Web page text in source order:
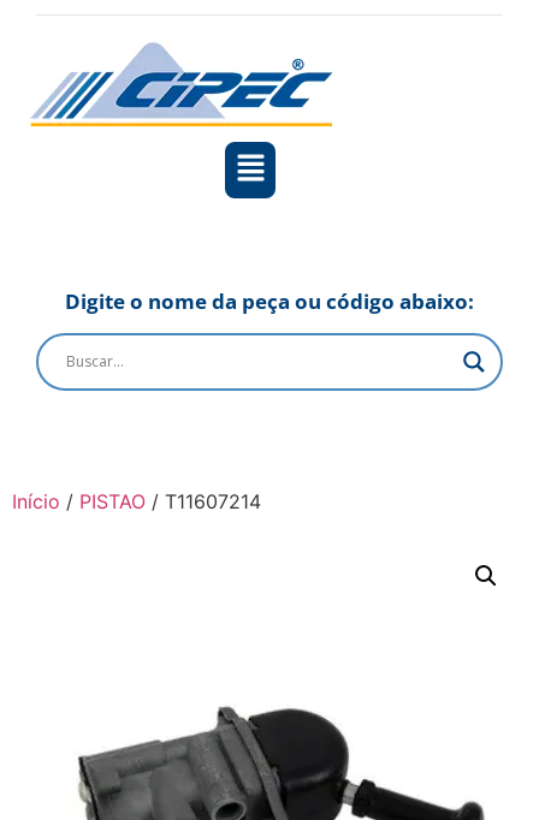
Digite o nome da peça ou código abaixo:
Início / PISTAO / T11607214